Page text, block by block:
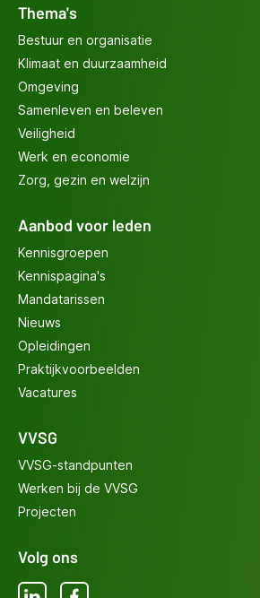
Thema's
Bestuur en organisatie
Klimaat en duurzaamheid
Omgeving
Samenleven en beleven
Veiligheid
Werk en economie
Zorg, gezin en welzijn
Aanbod voor leden
Kennisgroepen
Kennispagina's
Mandatarissen
Nieuws
Opleidingen
Praktijkvoorbeelden
Vacatures
VVSG
VVSG-standpunten
Werken bij de VVSG
Projecten
Volg ons